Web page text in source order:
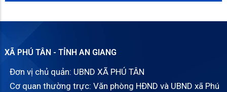
XÃ PHÚ TÂN - TỈNH AN GIANG
Đơn vị chủ quản: UBND XÃ PHÚ TÂN
Cơ quan thường trực: Văn phòng HĐND và UBND xã Phú